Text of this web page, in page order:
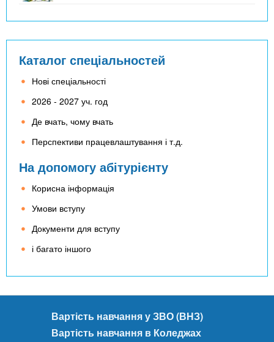
Каталог спеціальностей
Нові спеціальності
2026 - 2027 уч. год
Де вчать, чому вчать
Перспективи працевлаштування і т.д.
На допомогу абітурієнту
Корисна інформація
Умови вступу
Документи для вступу
і багато іншого
Вартість навчання у ЗВО (ВНЗ)
Вартість навчання в Коледжах